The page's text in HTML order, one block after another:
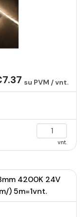
su PVM / vnt.
vnt.
4200K 24V
) 5m=1vnt.